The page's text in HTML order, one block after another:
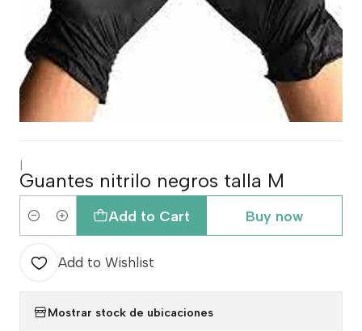
Guantes nitrilo negros talla M
Quantity
Add to Cart Buy now
Add to Wishlist
Mostrar stock de ubicaciones